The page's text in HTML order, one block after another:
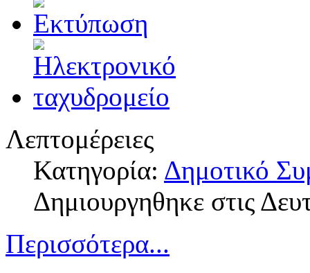
Λεπτομέρειες
Κατηγορία: Δημοτικό
Δημιουργηθηκε στις
Περισσότερα...